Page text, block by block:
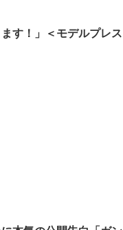
す！」＜モデルプレス